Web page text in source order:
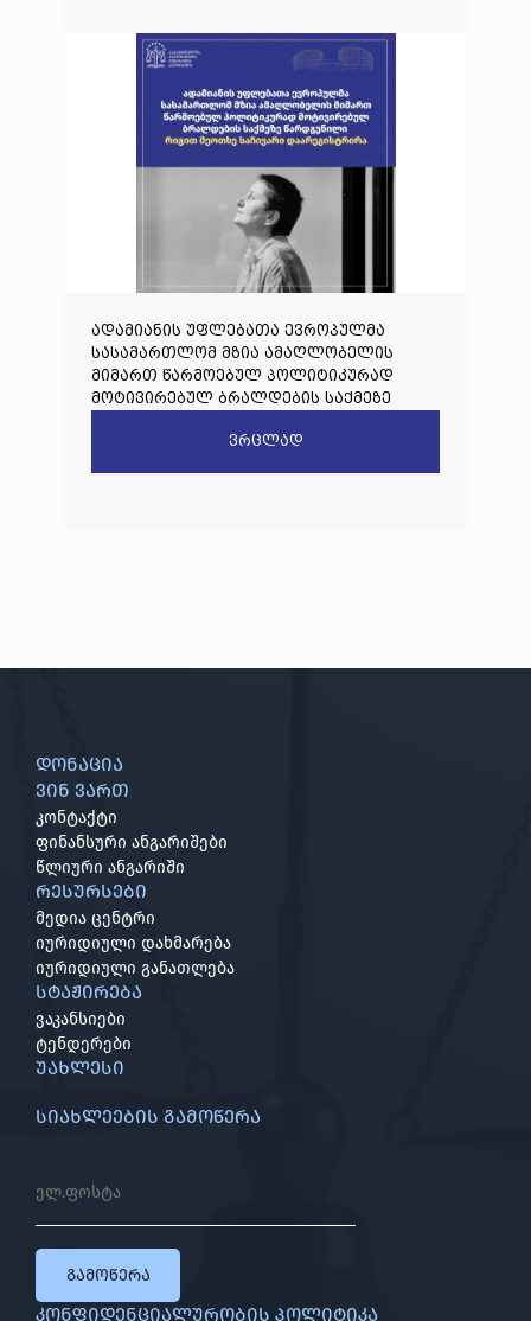
ადამიანის უფლებათა ევროპულმა
სასამართლომ მზია ამაღლობელის
მიმართ წარმოებულ პოლიტიკურად
მოტივირებულ ბრალდების საქმეზე
დაარეგისტრირავრცლად
დონაცია
ვინ ვართ
კონტაქტი
ფინანსური ანგარიშები
წლიური ანგარიში
რესურსები
მედია ცენტრი
იურიდიული დახმარება
იურიდიული განათლება
სტაჟირება
ვაკანსიები
ტენდერები
უახლესი
სიახლეების გამოწერა
გამოწერა
კონფიდენციალურობის პოლიტიკა